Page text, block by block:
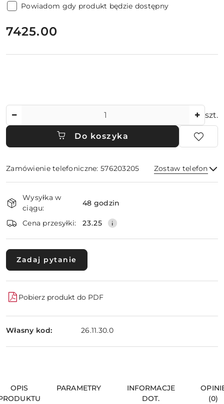
Powiadom gdy produkt będzie dostępny
cena:
7425.00
szt.
Do koszyka
Zamówienie telefoniczne: 576203205 Zostaw telefon
i
dostawa
Wysyłka w
ciągu:
48 godzin
Cena przesyłki: 23.25
Zadaj pytanie
Pobierz produkt do PDF
Własny kod: 26.11.30.0
OPIS
PARAMETRY
INFORMACJE
DOT.
(0)